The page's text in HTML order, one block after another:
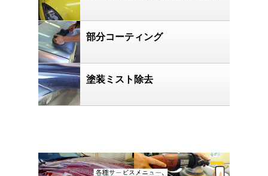
部分コーティング
塗装ミスト除去